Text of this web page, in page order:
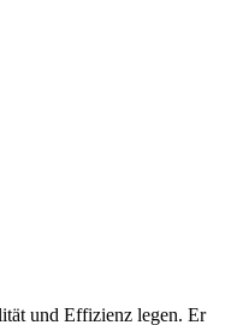
und Effizienz legen. Er